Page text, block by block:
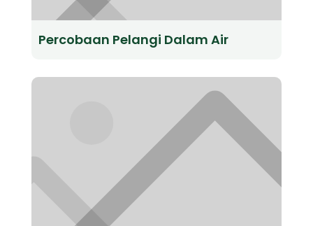
Percobaan Pelangi Dalam Air